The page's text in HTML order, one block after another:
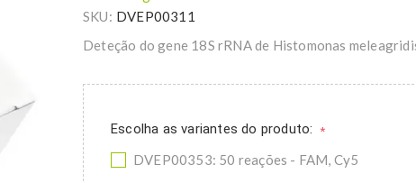
SKU: DVEP00311
Deteção do gene 18S rRNA de Histomonas
Escolha as variantes do produto: *
DVEP00353: 50 reações - FAM, Cy5